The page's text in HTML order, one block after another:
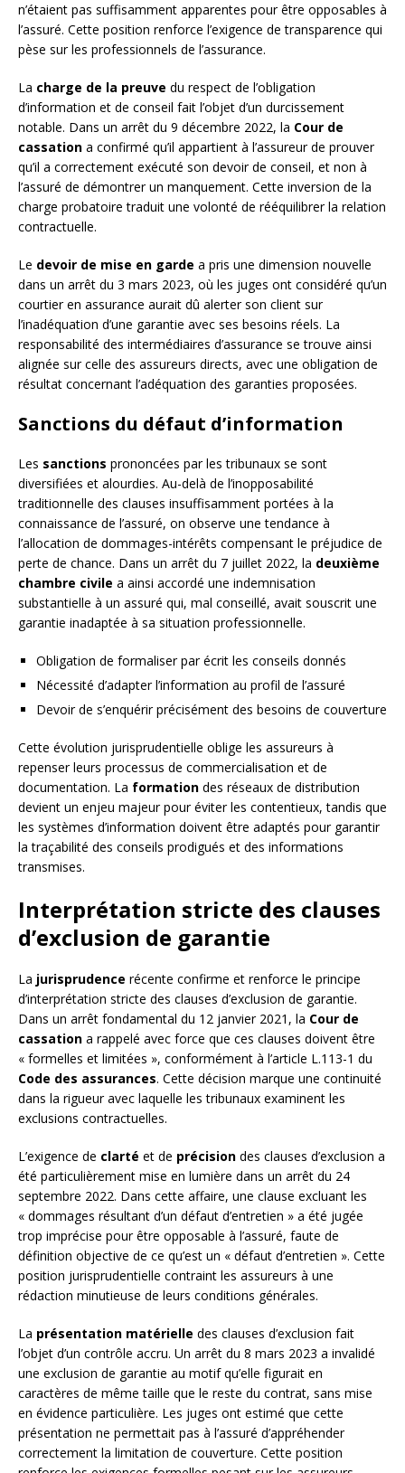
n’étaient pas suffisamment apparentes pour être opposables à
l’assuré. Cette position renforce l’exigence de transparence qui
pèse sur les professionnels de l’assurance.
La charge de la preuve du respect de l’obligation
d’information et de conseil fait l’objet d’un durcissement
notable. Dans un arrêt du 9 décembre 2022, la Cour de
cassation a confirmé qu’il appartient à l’assureur de prouver
qu’il a correctement exécuté son devoir de conseil, et non à
l’assuré de démontrer un manquement. Cette inversion de la
charge probatoire traduit une volonté de rééquilibrer la relation
contractuelle.
Le devoir de mise en garde a pris une dimension nouvelle
dans un arrêt du 3 mars 2023, où les juges ont considéré qu’un
courtier en assurance aurait dû alerter son client sur
l’inadéquation d’une garantie avec ses besoins réels. La
responsabilité des intermédiaires d’assurance se trouve ainsi
alignée sur celle des assureurs directs, avec une obligation de
résultat concernant l’adéquation des garanties proposées.
Sanctions du défaut d’information
Les sanctions prononcées par les tribunaux se sont
diversifiées et alourdies. Au-delà de l’inopposabilité
traditionnelle des clauses insuffisamment portées à la
connaissance de l’assuré, on observe une tendance à
l’allocation de dommages-intérêts compensant le préjudice de
perte de chance. Dans un arrêt du 7 juillet 2022, la deuxième
chambre civile a ainsi accordé une indemnisation
substantielle à un assuré qui, mal conseillé, avait souscrit une
garantie inadaptée à sa situation professionnelle.
Obligation de formaliser par écrit les conseils donnés
Nécessité d’adapter l’information au profil de l’assuré
Devoir de s’enquérir précisément des besoins de couverture
Cette évolution jurisprudentielle oblige les assureurs à
repenser leurs processus de commercialisation et de
documentation. La formation des réseaux de distribution
devient un enjeu majeur pour éviter les contentieux, tandis que
les systèmes d’information doivent être adaptés pour garantir
la traçabilité des conseils prodigués et des informations
transmises.
Interprétation stricte des clauses
d’exclusion de garantie
La jurisprudence récente confirme et renforce le principe
d’interprétation stricte des clauses d’exclusion de garantie.
Dans un arrêt fondamental du 12 janvier 2021, la Cour de
cassation a rappelé avec force que ces clauses doivent être
« formelles et limitées », conformément à l’article L.113-1 du
Code des assurances. Cette décision marque une continuité
dans la rigueur avec laquelle les tribunaux examinent les
exclusions contractuelles.
L’exigence de clarté et de précision des clauses d’exclusion a
été particulièrement mise en lumière dans un arrêt du 24
septembre 2022. Dans cette affaire, une clause excluant les
« dommages résultant d’un défaut d’entretien » a été jugée
trop imprécise pour être opposable à l’assuré, faute de
définition objective de ce qu’est un « défaut d’entretien ». Cette
position jurisprudentielle contraint les assureurs à une
rédaction minutieuse de leurs conditions générales.
La présentation matérielle des clauses d’exclusion fait
l’objet d’un contrôle accru. Un arrêt du 8 mars 2023 a invalidé
une exclusion de garantie au motif qu’elle figurait en
caractères de même taille que le reste du contrat, sans mise
en évidence particulière. Les juges ont estimé que cette
présentation ne permettait pas à l’assuré d’appréhender
correctement la limitation de couverture. Cette position